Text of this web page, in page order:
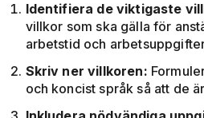
Identifiera de viktigaste
villkor som ska gälla för
arbetstid och
Skriv ner villkoren:
och koncist språk så att de